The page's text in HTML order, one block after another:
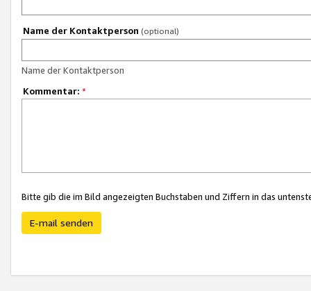
Name der Kontaktperson (optional)
Name der Kontaktperson
Kommentar: *
Bitte gib die im Bild angezeigten Buchstaben und Ziffern in das
E-mail senden